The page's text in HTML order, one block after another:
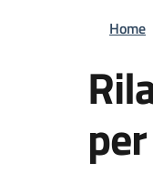
Home